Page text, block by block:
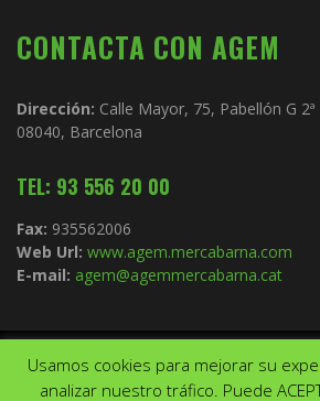
CONTACTA CON AGEM
Dirección: Calle Mayor, 75, Pabellón G
08040, Barcelona
TEL: 93 556 20 00
Fax: 935562006
Web Url: www.agem.mercabarna.com
E-mail: agem@agemmercabarna.cat
Copyright © 2021.AGEM. Todos los
Usamos cookies para mejorar su
analizar nuestro tráfico. Puede